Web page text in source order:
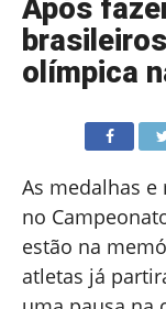
Após
olímpica
As medalhas
no
estão na
atletas já